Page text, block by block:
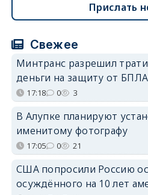
Прислать
Свежее
Минтранс разрешил
деньги на защиту от БПЛА
17:18 0 3
В Алупке планируют
именитому фотографу
17:05 0 21
США попросили Россию
осуждённого на 10 лет